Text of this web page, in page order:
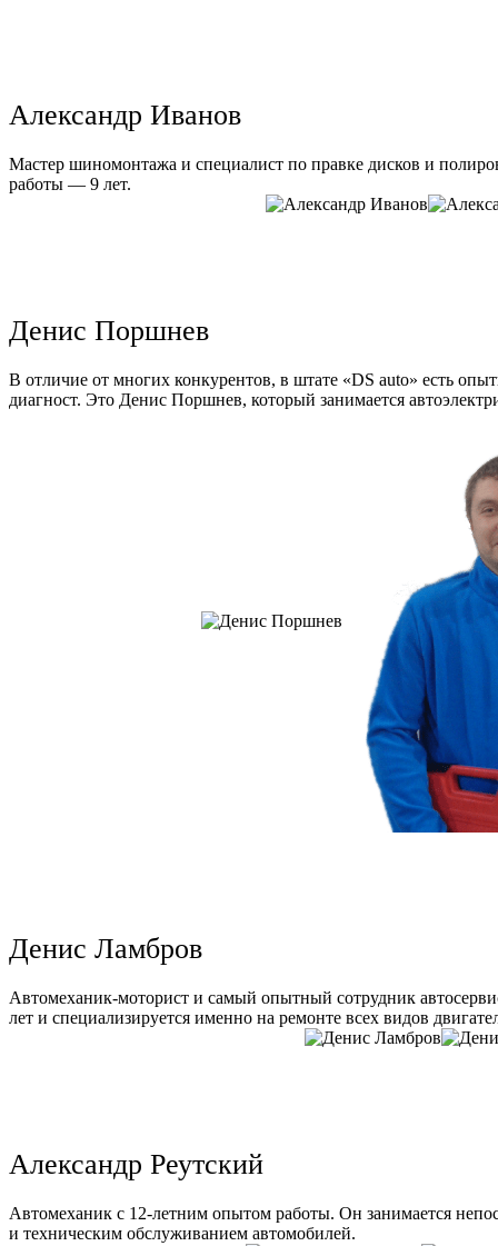
Александр Иванов
Мастер шиномонтажа и специалист по правке дисков и
работы — 9 лет.
Денис Поршнев
В отличие от многих конкурентов, в штате «DS auto» есть
диагност. Это Денис Поршнев, который занимается
Денис Ламбров
Автомеханик-моторист и самый опытный сотрудник
лет и специализируется именно на ремонте всех видов
Александр Реутский
Автомеханик с 12-летним опытом работы. Он занимается
и техническим обслуживанием автомобилей.